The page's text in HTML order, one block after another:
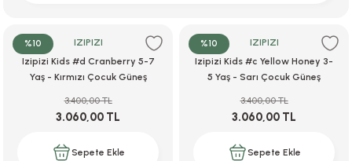
%10
IZIPIZI
Izipizi Kids #d Cranberry 5-7
Yaş - Kırmızı Çocuk Güneş
3.060,00 TL
3.400,00 TL
Sepete Ekle
%10
IZIPIZI
Izipizi Kids #c Yellow Honey 3-
5 Yaş - Sarı Çocuk Güneş
3.060,00 TL
3.400,00 TL
Sepete Ekle